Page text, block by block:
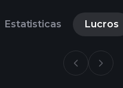
Estatisticas Lucros